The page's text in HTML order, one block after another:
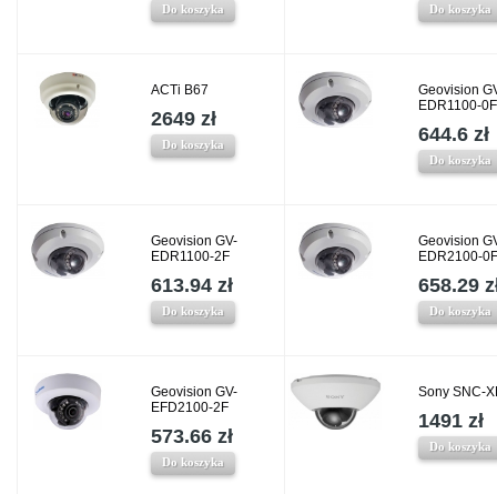
Do koszyka Do koszyka
ACTi B67
2649 zł
Do koszyka
Geovision
EDR1100-0F
644.6 zł
Do koszyka
Geovision GV-
EDR1100-2F
613.94 zł
Do koszyka
Geovision
EDR2100-0F
658.29
Do koszyka
Geovision GV-
EFD2100-2F
573.66 zł
Do koszyka
Sony SNC-
1491 zł
Do koszyka